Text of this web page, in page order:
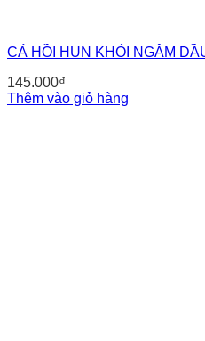
CÁ HỒI HUN KHÓI NGÂM
145.000₫
Thêm vào giỏ hàng